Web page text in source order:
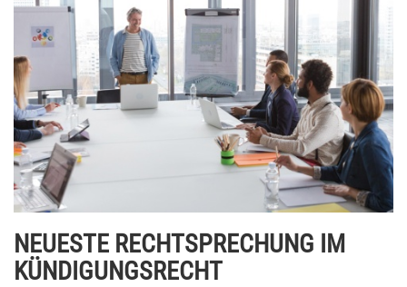
NEUESTE RECHTSPRECHUNG IM
KÜNDIGUNGSRECHT